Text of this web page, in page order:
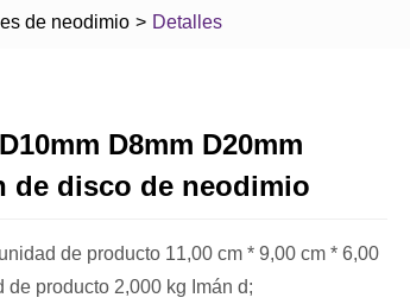
de neodimio > Detalles
D8mm D20mm
de disco de neodimio
de producto 11,00 cm * 9,00 cm * 6,00
producto 2,000 kg Imán d;